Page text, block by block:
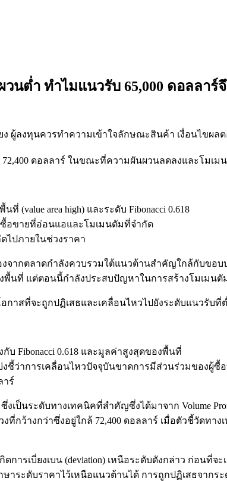
นต่ำ ทำไมแนวรับ 65,000 ดอลลาร์
ผู้ลงทุนควรทำความเข้าใจลักษณะสินค้า เงื่อนไขผล
ดอลลาร์ ในขณะที่ความผันผวนลดลงและโมเม
(value area high) และระดับ Fibonacci 0.618
อขายที่อ่อนแอและโมเมนตัมที่จำกัด
ไปภายในช่วงราคา
งจากตลาดกำลังควบรวมใต้แนวต้านสำคัญใกล้กับข
นที่ แต่ตอนนี้กำลังประสบปัญหาในการสร้างโมเมน
าสที่จะถูกปฏิเสธและเคลื่อนไหวไปยังระดับแนวรับที่
บ Fibonacci 0.618 และมูลค่าสูงสุดของพื้นที่
ชี้ว่าการเคลื่อนไหวปัจจุบันขาดการมีส่วนร่วมของผู้ซื้
าร์
เป็นระดับทางเทคนิคที่สำคัญซึ่งได้มาจาก Volume
วงที่กว้างกว่าซึ่งอยู่ใกล้ 72,400 ดอลลาร์ เมื่อตัวชี้วัด
ารเบี่ยงเบน (deviation) เหนือระดับดังกล่าว ก่อนที่จ
ะดับราคาไว้เหนือแนวต้านได้ การถูกปฏิเสธจากระ